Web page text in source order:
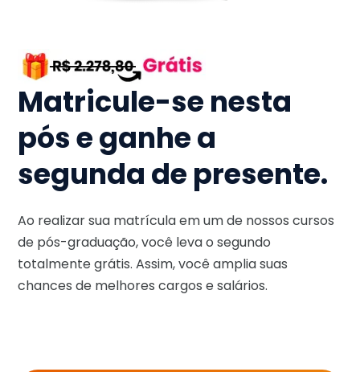
Matricule-se nesta
pós e ganhe a
segunda de presente.
Ao realizar sua matrícula em um de nossos cursos
de pós-graduação, você leva o segundo
totalmente grátis. Assim, você amplia suas
chances de melhores cargos e salários.